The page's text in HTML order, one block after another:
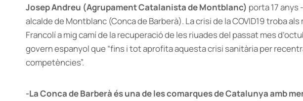
Josep Andreu (Agrupament Catalanista de Montblanc) porta 17 anys
alcalde de Montblanc (Conca de Barberà). La crisi de la COVID19 troba
Francolí a mig camí de la recuperació de les riuades del passat mes
govern espanyol que “fins i tot aprofita aquesta crisi sanitària per
competències”.
-La Conca de Barberà és una de les comarques de Catalunya amb